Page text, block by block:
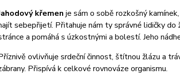
křemen je sám o sobě rozkošný
sebepřijetí. Přitahuje nám ty správné lidičky do
a pomáhá s úzkostnými a bolestí. Jeho
ovlivňuje srdeční činnost, štítnou žlázu a
Přispívá k celkové rovnováze organismu.